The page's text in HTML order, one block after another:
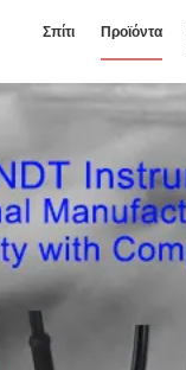
Σπίτι Προϊόντα